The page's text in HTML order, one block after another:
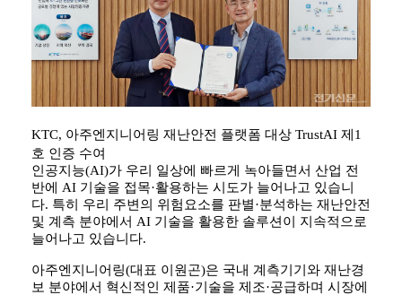
KTC, 아주엔지니어링 재난안전 플랫폼 대상 TrustAI 제1
호 인증 수여
인공지능(AI)가 우리 일상에 빠르게 녹아들면서 산업 전
반에 AI 기술을 접목·활용하는 시도가 늘어나고 있습니
다. 특히 우리 주변의 위험요소를 판별·분석하는 재난안전
및 계측 분야에서 AI 기술을 활용한 솔루션이 지속적으로
늘어나고 있습니다.
아주엔지니어링(대표 이원곤)은 국내 계측기기와 재난경
보 분야에서 혁신적인 제품·기술을 제조·공급하며 시장에